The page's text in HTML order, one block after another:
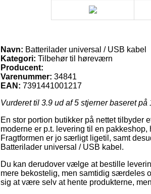
Navn: Batterilader universal / USB kabel
Kategori: Tilbehør til høreværn
Producent:
Varenummer: 34841
EAN: 7391441001217
Vurderet til 3.9 ud af 5 stjerner baseret på
En stor portion butikker på nettet tilbyder
moderne er p.t. levering til en
Fragtformen er jo særligt ligetil, samt
Batterilader universal / USB kabel.
Du kan derudover vælge at bestille
mere bekostelig, men samtidig særdeles
sig at være selv at hente produkterne,